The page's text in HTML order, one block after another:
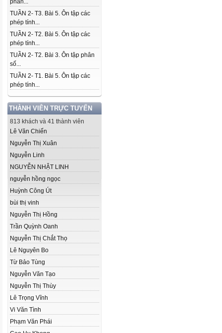
phân...
TUẦN 2- T3. Bài 5. Ôn tập các
phép tính...
TUẦN 2- T2. Bài 5. Ôn tập các
phép tính...
TUẦN 2- T2. Bài 3. Ôn tập phân
số...
TUẦN 2- T1. Bài 5. Ôn tập các
phép tính...
THÀNH VIÊN TRỰC TUYẾN
813 khách và 41 thành viên
Lê Văn Chiến
Nguyễn Thị Xuân
Nguyễn Linh
NGUYỄN NHẬT LINH
nguyễn hồng ngọc
Huỳnh Công Út
bùi thị vinh
Nguyễn Thị Hồng
Trần Quỳnh Oanh
Nguyễn Thị Chắt Thọ
Lê Nguyên Bo
Từ Bảo Tùng
Nguyễn Văn Tạo
Nguyễn Thị Thùy
Lê Trọng Vĩnh
Vi Văn Tình
Phạm Văn Phái